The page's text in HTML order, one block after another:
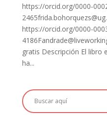
https://orcid.org/0000-
https://orcid.org/0000-
gratis Descripción El
ha...